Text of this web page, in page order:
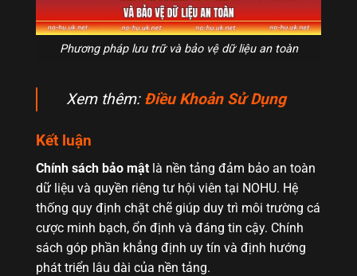
Phương pháp lưu trữ và bảo vệ dữ liệu an toàn
Xem thêm: Điều Khoản Sử Dụng
Kết luận
Chính sách bảo mật là nền tảng đảm bảo an toàn
dữ liệu và quyền riêng tư hội viên tại NOHU. Hệ
thống quy định chặt chẽ giúp duy trì môi trường cá
cược minh bạch, ổn định và đáng tin cậy. Chính
sách góp phần khẳng định uy tín và định hướng
phát triển lâu dài của nền tảng.